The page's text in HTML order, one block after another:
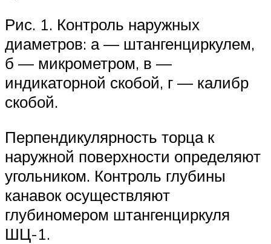
Рис. 1. Контроль наружных
диаметров: а — штангенциркулем,
б — микрометром, в —
индикаторной скобой, г — калибр
скобой.
Перпендикулярность торца к
наружной поверхности определяют
угольником. Контроль глубины
канавок осуществляют
глубиномером штангенциркуля
ШЦ-1.